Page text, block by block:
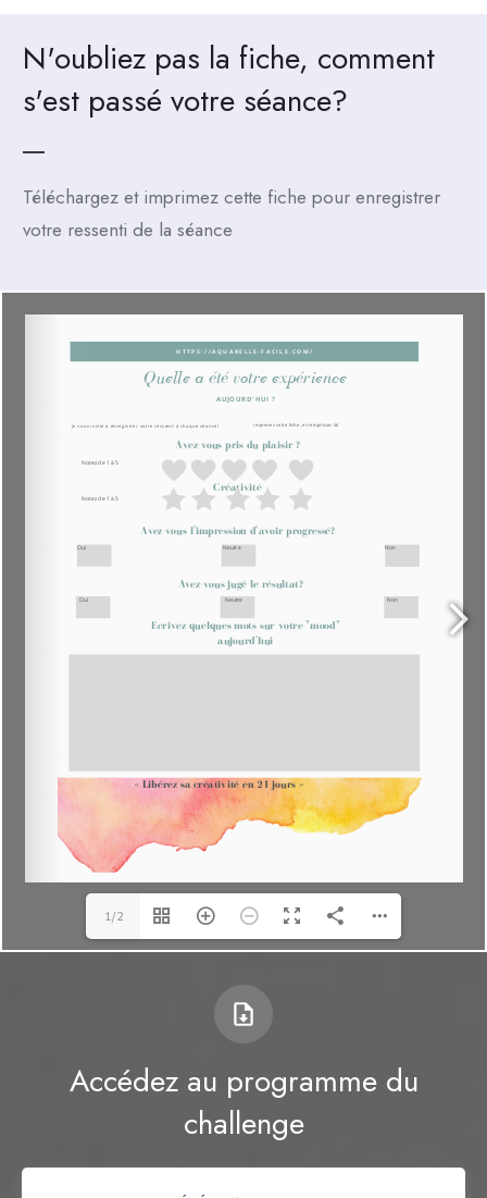
N'oubliez pas la fiche, comment
s'est passé votre séance?
Téléchargez et imprimez cette fiche pour enregistrer
votre ressenti de la séance
1/2
Accédez au programme du
challenge